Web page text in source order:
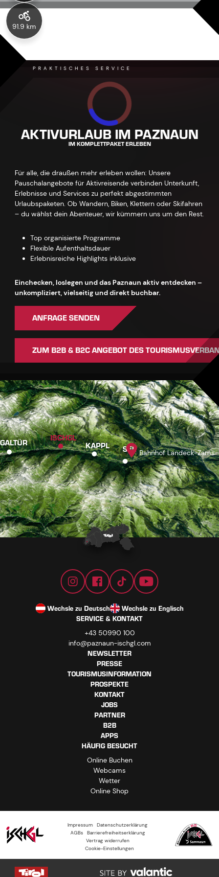
91.9 km
PRAKTISCHES SERVICE
AKTIVURLAUB IM PAZNAUN
IM KOMPLETTPAKET ERLEBEN
Für alle, die draußen mehr erleben wollen: Unsere
Pauschalangebote für Aktivreisende verbinden Unterkunft,
Erlebnisse und Services zu perfekt abgestimmten
Urlaubspaketen. Ob Wandern, Biken, Klettern oder Skifahren
– du wählst dein Abenteuer, wir kümmern uns um den Rest.
Top organisierte Programme
Flexible Aufenthaltsdauer
Erlebnisreiche Highlights inklusive
Einchecken, loslegen und das Paznaun aktiv entdecken –
unkompliziert, vielseitig und direkt buchbar.
ANFRAGE SENDEN
ZUM B2B & B2C ANGEBOT DES
GALTÜR ISCHGL
KAPPL SEE Bahnhof Landeck-Zams
Wechsle zu Deutsch
Wechsle zu Englisch
SERVICE & KONTAKT
+43 50990 100
info@paznaun-ischgl.com
NEWSLETTER
PRESSE
TOURISMUSINFORMATION
PROSPEKTE
KONTAKT
JOBS
PARTNER
B2B
APPS
HÄUFIG BESUCHT
Online Buchen
Webcams
Wetter
Online Shop
Impressum
Datenschutzerklärung
AGBs
Barrierefreiheitserklärung
Vertrag widerrufen
Cookie-Einstellungen